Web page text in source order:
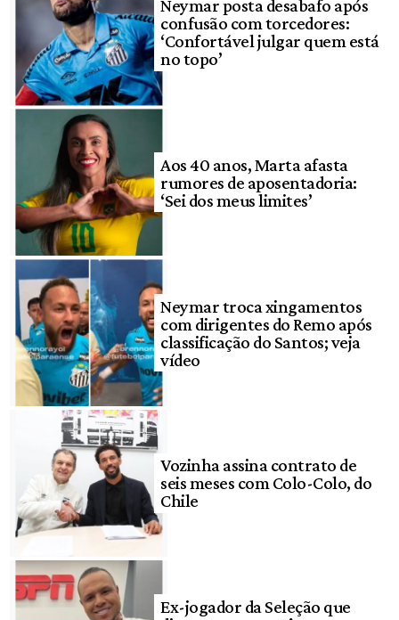
Neymar posta desabafo após
confusão com torcedores:
‘Confortável julgar quem está
no topo’
Aos 40 anos, Marta afasta
rumores de aposentadoria:
‘Sei dos meus limites’
Neymar troca xingamentos
com dirigentes do Remo após
classificação do Santos; veja
vídeo
Vozinha assina contrato de
seis meses com Colo-Colo, do
Chile
Ex-jogador da Seleção que